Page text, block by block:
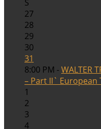
S
27
28
29
30
31
8:00 PM -WALTER
– Part II` European
1
2
3
4